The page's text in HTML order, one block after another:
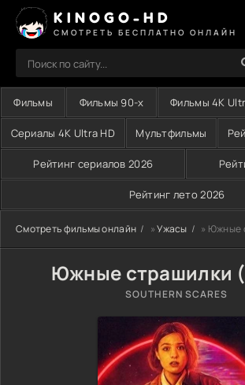
KINOGO-HD
СМОТРЕТЬ БЕСПЛАТНО ОНЛАЙН
Фильмы Фильмы 90-х Фильмы 4K
Сериалы 4K Ultra HD Мультфильмы
Рейтинг сериалов 2026
Рейтинг лето 2026
Смотреть фильмы онлайн »Ужасы » Южные
Южные страшилки
SOUTHERN SCARES